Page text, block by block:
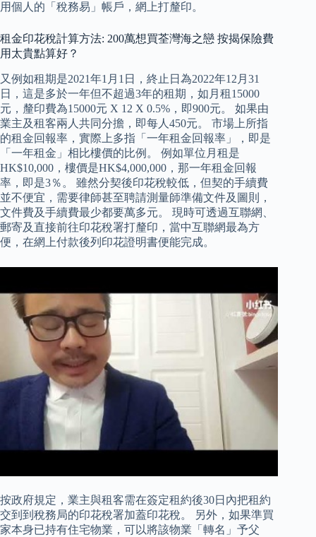
用個人的「稅務易」帳戶，網上打釐印。
租金印花稅計算方法: 200萬想買荃灣海之戀 按揭保險費
用太貴點算好？
又例如租期是2021年1月1日，終止日為2022年12月31
日，這是多於一年但不超過3年的租期，如月租15000
元，釐印費為15000元 X 12 X 0.5%，即900元。 如果由
業主及租客兩人共同分擔，即每人450元。 市場上所指
的租金回報率，實際上多指「一年租金回報率」，即是
「一年租金」相比樓價的比例。 例如單位月租是
HK$10,000，樓價是HK$4,000,000，那一年租金回報
率，即是3％。 雖然分契後印花稅較低，但契的手續費
並不便宜，需要律師甚至聘請測量師準備文件及圖則，
文件費及手續費最少都要萬多元。 現時可透過互聯網、
郵寄及直接前往印花稅署打釐印，當中互聯網最為方
便，在網上付款後列印花證明書便能完成。
按政府規定，業主與租客需在簽定租約後30日內把租約
交到到稅務局的印花稅署加蓋印花稅。 另外，如果準買
家本身已持有住宅物業，可以將該物業「轉名」予父